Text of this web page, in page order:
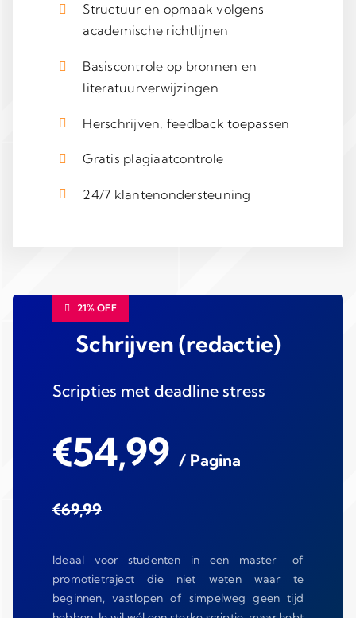
Structuur en opmaak volgens
academische richtlijnen
Basiscontrole op bronnen en
literatuurverwijzingen
Herschrijven, feedback toepassen
Gratis plagiaatcontrole
24/7 klantenondersteuning
21% OFF
Schrijven (redactie)
Scripties met deadline stress
€54,99 / Pagina
€69,99
Ideaal voor studenten in een master- of
promotietraject die niet weten waar te
beginnen, vastlopen of simpelweg geen tijd